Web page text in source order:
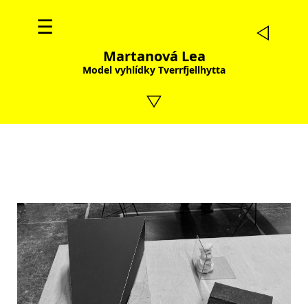
☰
Martanová Lea
Model vyhlídky Tverrfjellhytta